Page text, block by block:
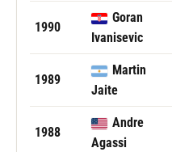
1990
Goran
Ivanisevic
1989
Martin
Jaite
1988
Andre
Agassi